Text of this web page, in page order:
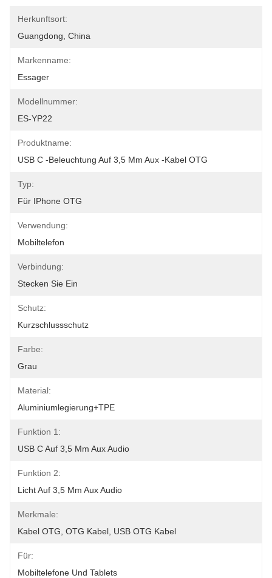
Herkunftsort:
Guangdong, China
Markenname:
Essager
Modellnummer:
ES-YP22
Produktname:
USB C -Beleuchtung Auf 3,5 Mm Aux -Kabel OTG
Typ:
Für IPhone OTG
Verwendung:
Mobiltelefon
Verbindung:
Stecken Sie Ein
Schutz:
Kurzschlussschutz
Farbe:
Grau
Material:
Aluminiumlegierung+TPE
Funktion 1:
USB C Auf 3,5 Mm Aux Audio
Funktion 2:
Licht Auf 3,5 Mm Aux Audio
Merkmale:
Kabel OTG, OTG Kabel, USB OTG Kabel
Für:
Mobiltelefone Und Tablets